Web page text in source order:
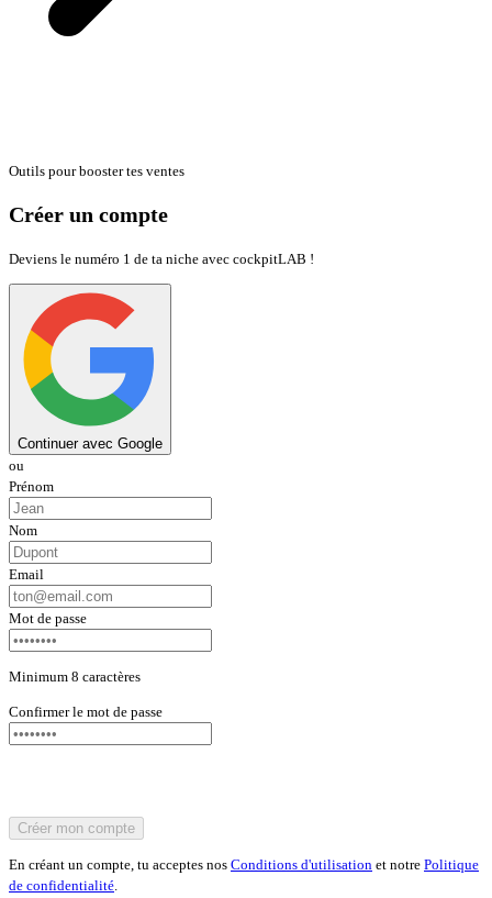
Outils pour booster tes ventes
Créer un compte
Deviens le numéro 1 de ta niche avec cockpitLAB !
Continuer avec Google
ou
Prénom
Nom
Email
Mot de passe
Minimum 8 caractères
Confirmer le mot de passe
Créer mon compte
En créant un compte, tu acceptes nos Conditions d'utilisation et notre Politique
de confidentialité.